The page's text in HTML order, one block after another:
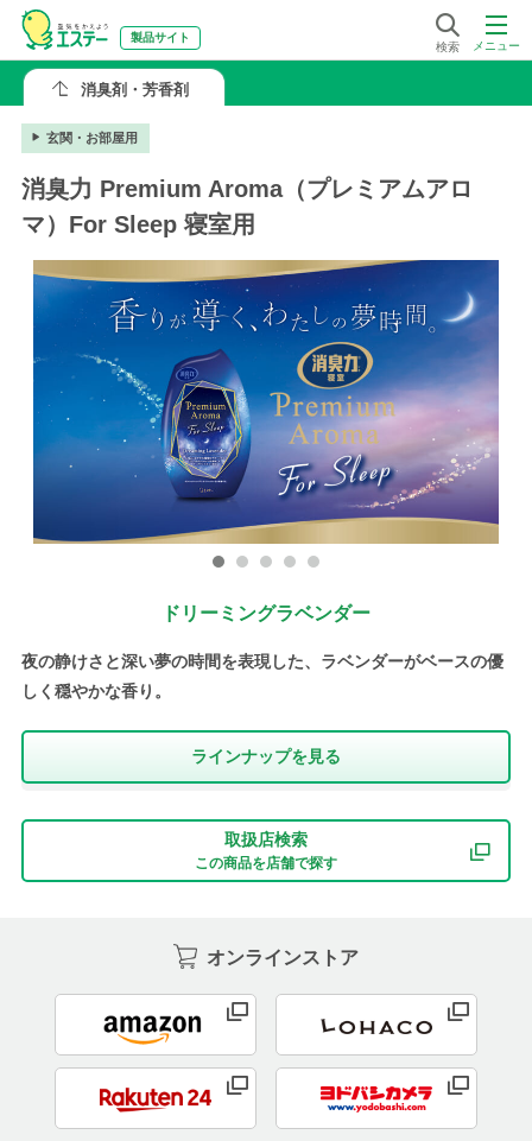
メニュー
検索
製品サイト
消臭剤・芳香剤
玄関・お部屋用
消臭力 Premium Aroma（プレミアムアロ
マ）For Sleep 寝室用
ドリーミングラベンダー
夜の静けさと深い夢の時間を表現した、ラベンダーがベースの優
しく穏やかな香り。
ラインナップを⾒る
取扱店検索
この商品を店舗で探す
オンラインストア